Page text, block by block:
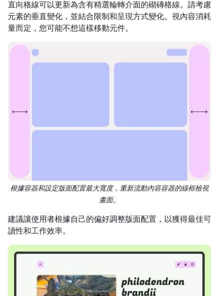
直向格線可以更新為含有精選輪轉介面的砌磚格線。請考慮
元素的垂直變化，並結合限制和呈現方式變化。視內容消耗
量而定，您可能不想這樣移動元件。
根據容器和設定版面配置最大寬度，重新流動內容容器的線框檢視
畫面。
建議讓使用者根據自己的偏好調整版面配置，以獲得最佳可
讀性和工作效率。